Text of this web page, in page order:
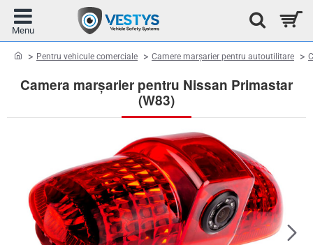
Camera marșarier pentru Nissan Primastar
(W83)
homePentru vehicule comerciale Camere marșarier pentru autoutilitare